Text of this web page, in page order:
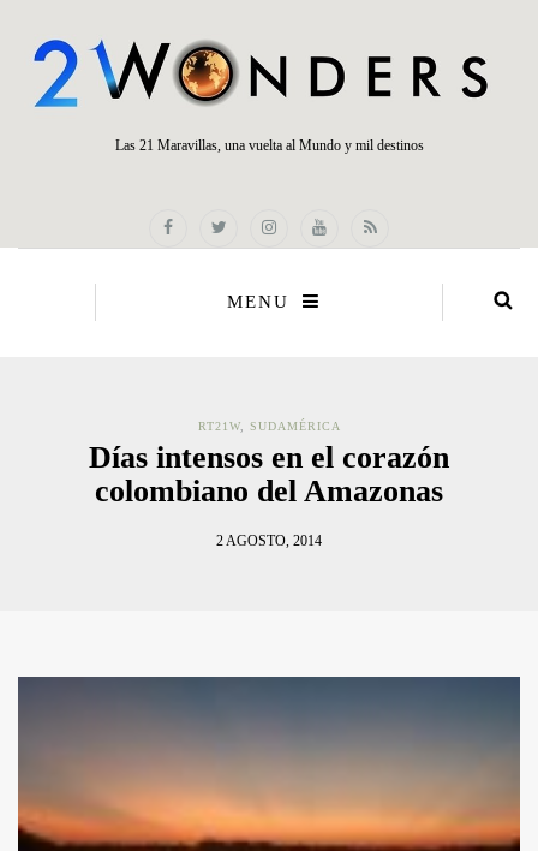
Las 21 Maravillas, una vuelta al Mundo y mil destinos
MENU
RT21W, SUDAMÉRICA
Días intensos en el corazón
colombiano del Amazonas
2 AGOSTO, 2014